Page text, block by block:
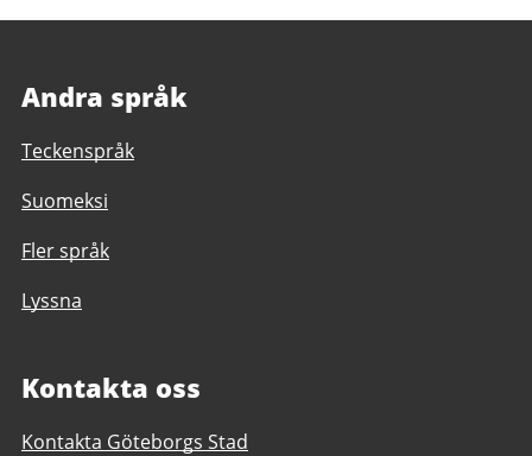
Andra språk
Teckenspråk
Suomeksi
Fler språk
Lyssna
Kontakta oss
Kontakta Göteborgs Stad